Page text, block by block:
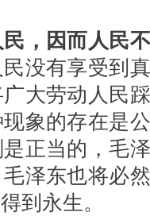
，因而人民
没有享受到
大劳动人民
象的存在是
正当的，毛
泽东也将必
到永生。